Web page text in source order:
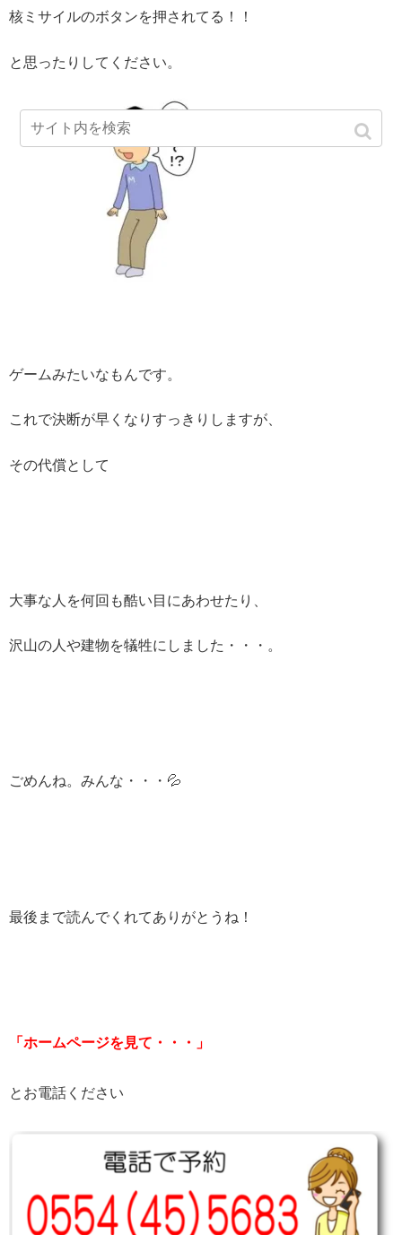
核ミサイルのボタンを押されてる！！
と思ったりしてください。
ゲームみたいなもんです。
これで決断が早くなりすっきりしますが、
その代償として
大事な人を何回も酷い目にあわせたり、
沢山の人や建物を犠牲にしました・・・。
ごめんね。みんな・・・💦
最後まで読んでくれてありがとうね！
「ホームページを見て・・・」
とお電話ください